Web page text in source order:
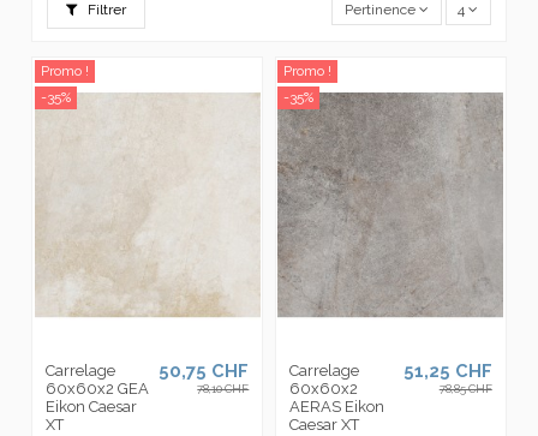
Filtrer Pertinence 4
Promo !
-35%
Carrelage
60x60x2 GEA
Eikon Caesar
XT
50,75 CHF
78,10 CHF
Promo !
-35%
Carrelage
60x60x2
AERAS Eikon
Caesar XT
51,25 CHF
78,85 CHF